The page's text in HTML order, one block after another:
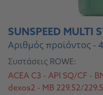
SUNSPEED MULTI
Αριθμός προϊόντος -
Συστάσεις ROWE:
ACEA C3 - API SQ/CF -
dexos2 - MB 229.52/